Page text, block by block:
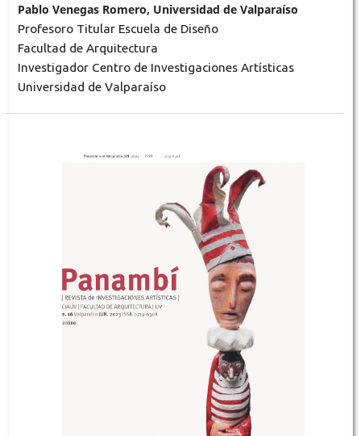
Pablo Venegas Romero, Universidad de Valparaíso
Profesoro Titular Escuela de Diseño
Facultad de Arquitectura
Investigador Centro de Investigaciones Artísticas
Universidad de Valparaíso